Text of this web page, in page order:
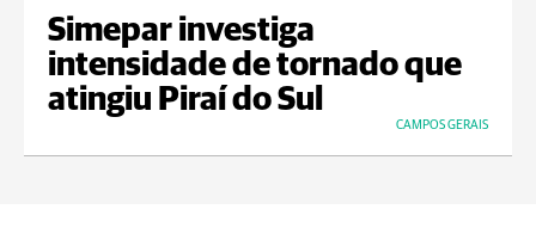
Simepar investiga
intensidade de tornado que
atingiu Piraí do Sul
CAMPOS GERAIS